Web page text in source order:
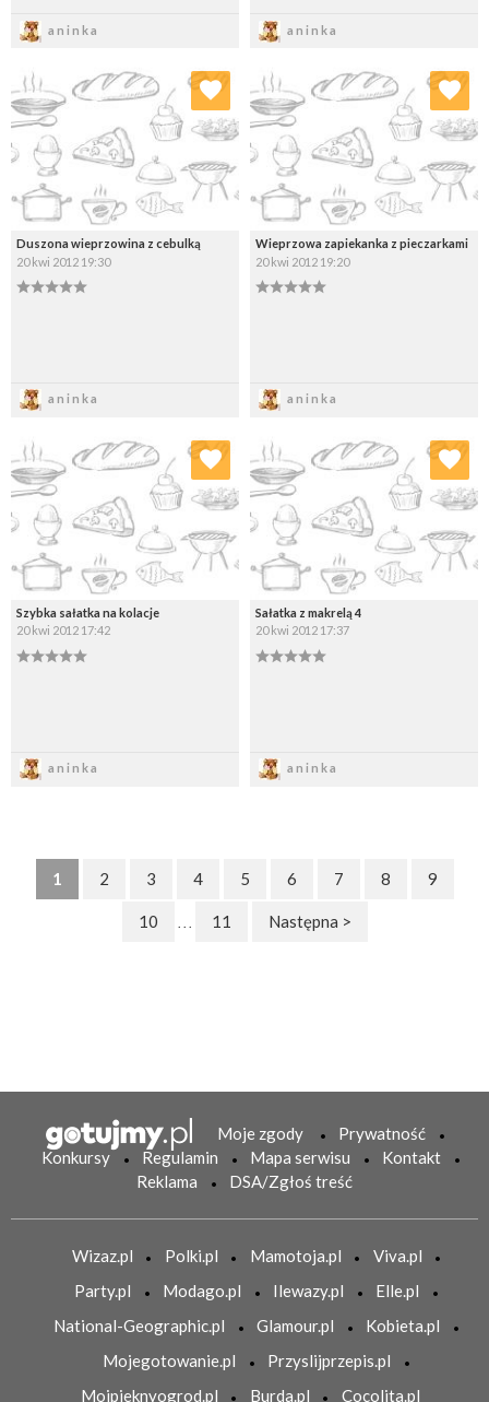
aninka aninka
Duszona wieprzowina z cebulką
20 kwi 2012 19:30
aninka
Dodaj do ulubionych
Wybierz listę:
Wieprzowa zapiekanka z pieczarkami
20 kwi 2012 19:20
aninka
Dodaj do ulubionych
Wybierz listę:
Szybka sałatka na kolacje
20 kwi 2012 17:42
aninka
Dodaj do ulubionych
Wybierz listę:
Sałatka z makrelą 4
20 kwi 2012 17:37
aninka
Dodaj do ulubionych
Wybierz listę:
1 2 3 4 5 6 7 8 9
10 . . . 11 Następna >
Moje zgody
Prywatność
Konkursy
Regulamin Mapa serwisu
Kontakt
Reklama
DSA/Zgłoś treść
Wizaz.pl Polki.pl Mamotoja.pl
Viva.pl
Party.pl
Modago.pl Ilewazy.pl
Elle.pl
National-Geographic.pl
Glamour.pl
Kobieta.pl
Mojegotowanie.pl
Przyslijprzepis.pl
Mojpieknyogrod.pl
Burda.pl Cocolita.pl